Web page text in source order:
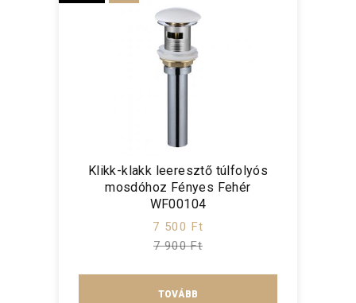
Klikk-klakk leeresztő túlfolyós
mosdóhoz Fényes Fehér
WF00104
7 500 Ft
7 900 Ft
TOVÁBB